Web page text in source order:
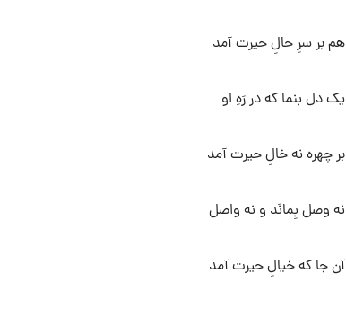
هم بر سرِ حالِ حیرت آمد
یک دل بنما که در رَهِ او
بر چهره نه خالِ حیرت آمد
نه وصل بِمانَد و نه واصل
آن جا که خیالِ حیرت آمد